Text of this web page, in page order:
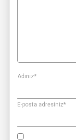
Adınız*
E-posta adresiniz*